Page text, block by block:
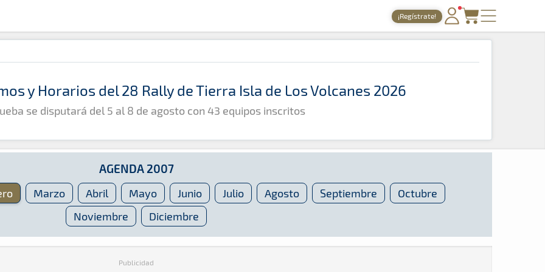
¡Regístrate!
PORTADA
TIEMPOS ONLINE
GALERÍAS
ARCHIVO
y Horarios del 28 Rally de Tierra Isla de Los Volcanes 2026
se disputará del 5 al 8 de agosto con 43 equipos inscritos
AGENDA 2007
Marzo Abril Mayo Junio Julio Agosto Septiembre
Octubre
Noviembre
Diciembre
Publicidad